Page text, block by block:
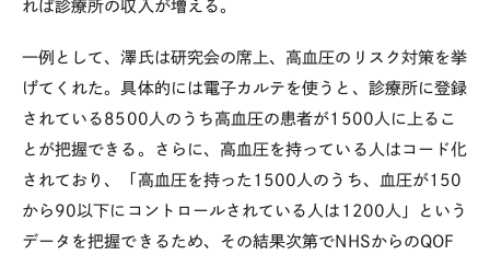
れば診療所の収入が増える。
一例として、澤氏は研究会の席上、高血圧のリスク対策を挙
げてくれた。具体的には電子カルテを使うと、診療所に登録
されている8500人のうち高血圧の患者が1500人に上るこ
とが把握できる。さらに、高血圧を持っている人はコード化
されており、「高血圧を持った1500人のうち、血圧が150
から90以下にコントロールされている人は1200人」という
データを把握できるため、その結果次第でNHSからのQOF